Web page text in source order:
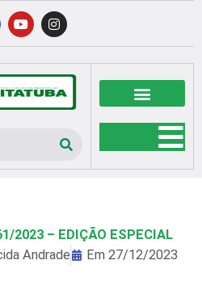
Y
o
u
u
b
e
I
n
s
a
g
r
a
2023 – EDIÇÃO ESPECIAL
Andrade Em 27/12/2023